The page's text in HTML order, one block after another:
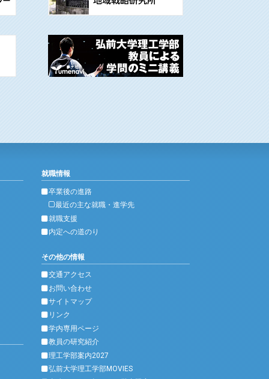
就職情報
卒業後の進路
最近の主な就職・進学先
就職支援
内定への道のり
その他の情報
交通アクセス
お問い合わせ
サイトマップ
リンク
学内専用ページ
教員の研究紹介
理工学部案内2027
弘前大学理工学部MOVIES